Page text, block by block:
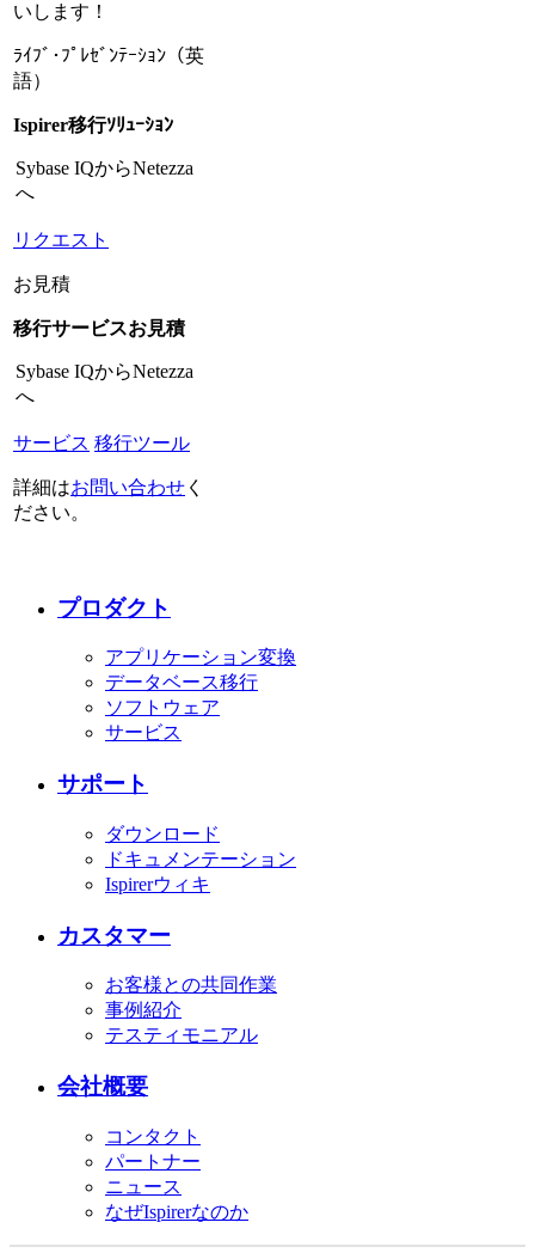
いします！
ﾗｲﾌﾞ･ﾌﾟﾚｾﾞﾝﾃｰｼｮﾝ（英
語）
Ispirer移行ｿﾘｭｰｼｮﾝ
Sybase IQからNetezza
へ
リクエスト
お見積
移行サービスお見積
Sybase IQからNetezza
へ
サービス 移行ツール
詳細はお問い合わせ く
ださい。
プロダクト
アプリケーション変換
データベース移行
ソフトウェア
サービス
サポート
ダウンロード
ドキュメンテーション
Ispirerウィキ
カスタマー
お客様との共同作業
事例紹介
テスティモニアル
会社概要
コンタクト
パートナー
ニュース
なぜIspirerなのか